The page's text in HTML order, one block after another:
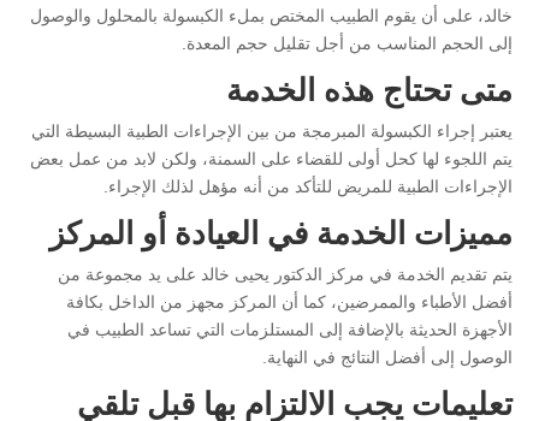
خالد، على أن يقوم الطبيب المختص بملء الكبسولة بالمحلول والوصول
إلى الحجم المناسب من أجل تقليل حجم المعدة.
متى تحتاج هذه الخدمة
يعتبر إجراء الكبسولة المبرمجة من بين الإجراءات الطبية البسيطة التي
يتم اللجوء لها كحل أولى للقضاء على السمنة، ولكن لابد من عمل بعض
الإجراءات الطبية للمريض للتأكد من أنه مؤهل لذلك الإجراء.
مميزات الخدمة في العيادة أو المركز
يتم تقديم الخدمة في مركز الدكتور يحيى خالد على يد مجموعة من
أفضل الأطباء والممرضين، كما أن المركز مجهز من الداخل بكافة
الأجهزة الحديثة بالإضافة إلى المستلزمات التي تساعد الطبيب في
الوصول إلى أفضل النتائج في النهاية.
تعليمات يجب الالتزام بها قبل تلقي